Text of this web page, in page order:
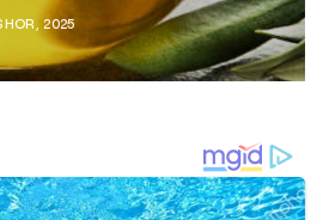
2025